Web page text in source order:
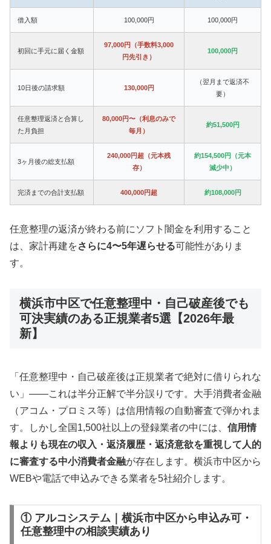
借入額 100,000円 100,000円
初回に手元に届く金額
97,000円（手数料3,000
円先引き）
100,000円
10日後の請求額 130,000円
（翌月まで返済不
要）
任意整理返済と合算し
た月負担
80,000円〜（利息のみで
毎月）
約51,500円
3ヶ月後の総支払額
240,000円超（元本残
存）
約154,500円（元本
減少中）
完済までの合計支払額 400,000円超 約108,000円
任意整理の返済が終わる前にソフト闇金を利用すること
は、家計再建をさらに4〜5年遅らせる可能性がありま
す。
横浜市中区で任意整理中・自己破産後でも
可決実績のある正規業者5選【2026年最
新】
「任意整理中・自己破産後は正規業者で絶対に借りられな
い」——これは半分正解で半分誤りです。大手消費者金融
（アコム・プロミス等）は信用情報の自動審査で弾かれま
す。しかし全国1,500社以上の登録業者の中には、 信用情
報よりも現在の収入・返済履歴・返済意欲を重視して人的
に審査する中小消費者金融が存在します。横浜市中区から
WEBや電話で申込みできる業者を5社紹介します。
① アルコシステム｜横浜市中区から申込み可・
任意整理中の相談実績あり